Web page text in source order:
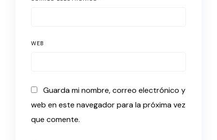
WEB
Guarda mi nombre, correo electrónico y
web en este navegador para la próxima vez
que comente.